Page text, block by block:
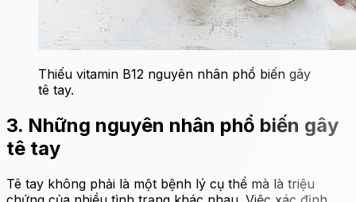
Thiếu vitamin B12 nguyên nhân phổ biến gây
tê tay.
3. Những nguyên nhân phổ biến gây
tê tay
Tê tay không phải là một bệnh lý cụ thể mà là triệu